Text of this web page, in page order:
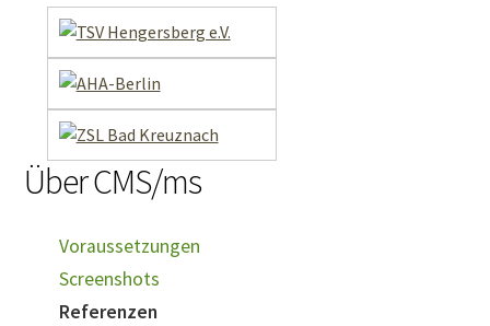
Über CMS/ms
Voraussetzungen
Screenshots
Referenzen